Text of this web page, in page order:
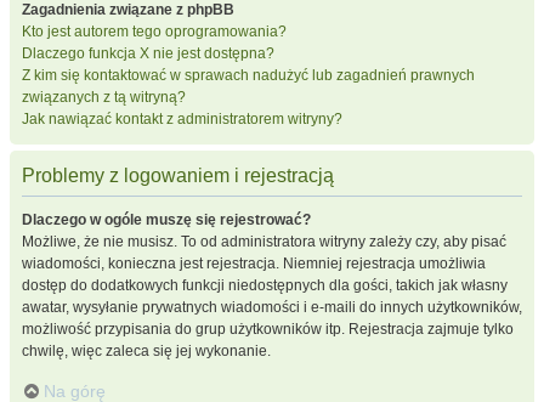
Zagadnienia związane z phpBB
Kto jest autorem tego oprogramowania?
Dlaczego funkcja X nie jest dostępna?
Z kim się kontaktować w sprawach nadużyć lub zagadnień prawnych
związanych z tą witryną?
Jak nawiązać kontakt z administratorem witryny?
Problemy z logowaniem i rejestracją
Dlaczego w ogóle muszę się rejestrować?
Możliwe, że nie musisz. To od administratora witryny zależy czy, aby pisać
wiadomości, konieczna jest rejestracja. Niemniej rejestracja umożliwia
dostęp do dodatkowych funkcji niedostępnych dla gości, takich jak własny
awatar, wysyłanie prywatnych wiadomości i e-maili do innych użytkowników,
możliwość przypisania do grup użytkowników itp. Rejestracja zajmuje tylko
chwilę, więc zaleca się jej wykonanie.
Na górę